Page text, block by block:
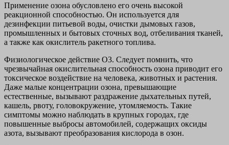
Применение озона обусловлено его очень высокой
реакционной способностью. Он используется для
дезинфекции питьевой воды, очистки дымовых газов,
промышленных и бытовых сточных вод, отбеливания тканей,
а также как окислитель ракетного топлива.
Физиологическое действие О3. Следует помнить, что
чрезвычайная окислительная способность озона приводит его
токсическое воздействие на человека, животных и растения.
Даже малые концентрации озона, превышающие
естественные, вызывают раздражение дыхательных путей,
кашель, рвоту, головокружение, утомляемость. Такие
симптомы можно наблюдать в крупных городах, где
повышенные выбросы автомобилей, содержащих оксиды
азота, вызывают преобразования кислорода в озон.